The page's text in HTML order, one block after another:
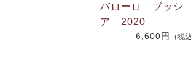
バローロ ブッシ
ア 2020
6,600円 （税